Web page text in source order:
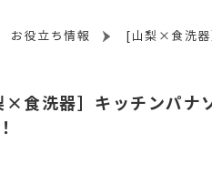
お役立ち情報 [山梨×食洗器
×食洗器］キッチンパナ